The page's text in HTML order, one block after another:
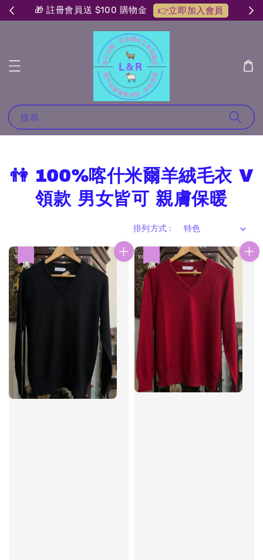
🎁 註冊會員送 $100 購物金 👉立即加入會員
搜尋
👫 100%喀什米爾羊絨毛衣 V
領款 男女皆可 親膚保暖
排列方式 :